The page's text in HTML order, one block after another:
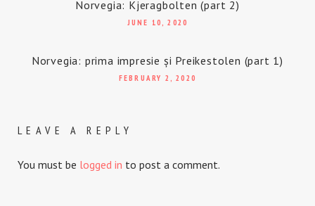
Norvegia: Kjeragbolten (part 2)
JUNE 10, 2020
Norvegia: prima impresie și Preikestolen (part 1)
FEBRUARY 2, 2020
LEAVE A REPLY
You must be logged in to post a comment.